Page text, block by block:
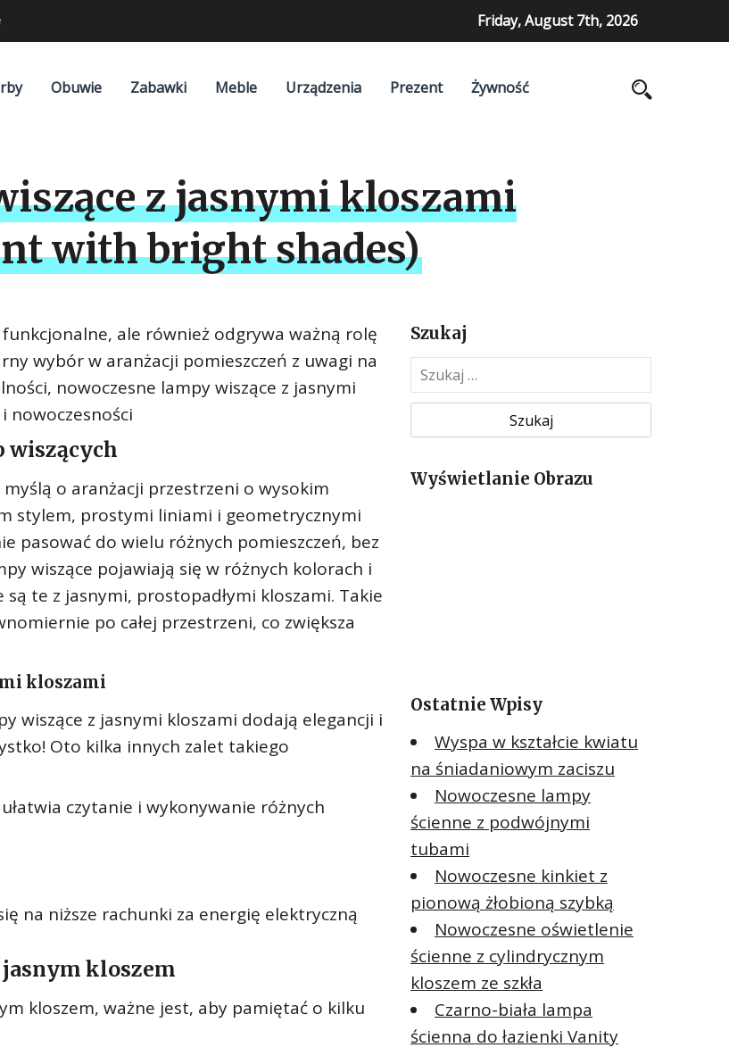
Friday, August 7th, 2026
Obuwie Zabawki Meble Urządzenia Prezent Żywność
z jasnymi kloszami
with bright shades)
ale również odgrywa ważną rolę
wybór w aranżacji pomieszczeń z uwagi na
nowoczesne lampy wiszące z jasnymi
nowoczesności
wiszących
o aranżacji przestrzeni o wysokim
stylem, prostymi liniami i geometrycznymi
pasować do wielu różnych pomieszczeń, bez
wiszące pojawiają się w różnych kolorach i
te z jasnymi, prostopadłymi kloszami. Takie
po całej przestrzeni, co zwiększa
kloszami
wiszące z jasnymi kloszami dodają elegancji i
Oto kilka innych zalet takiego
czytanie i wykonywanie różnych
na niższe rachunki za energię elektryczną
kloszem
kloszem, ważne jest, aby pamiętać o kilku
Szukaj
z
k
jWyświetlanie Obrazu
Ostatnie Wpisy
Wyspa w kształcie kwiatu
na śniadaniowym zaciszu
Nowoczesne lampy
ścienne z podwójnymi
tubami
Nowoczesne kinkiet z
pionową żłobioną szybką
Nowoczesne oświetlenie
ścienne z cylindrycznym
kloszem ze szkła
Czarno-biała lampa
ścienna do łazienki Vanity